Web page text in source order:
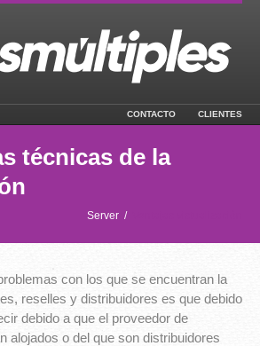
CONTACTO CLIENTES
técnicas de la
Server /
con los que se encuentran la
reselles y distribuidores es que debido
debido a que el proveedor de
alojados o del que son distribuidores